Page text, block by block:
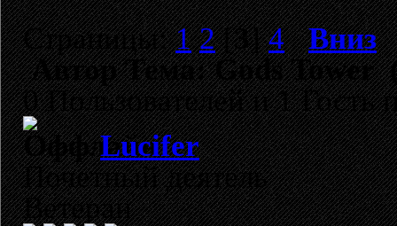
Страницы:1 2[3]4
Вниз
АвторТема: Gods Tower
0 Пользователей и 1 Гость
Lucifer
Почетный деятель
Ветеран